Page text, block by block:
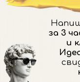
Выбрать
Заказать